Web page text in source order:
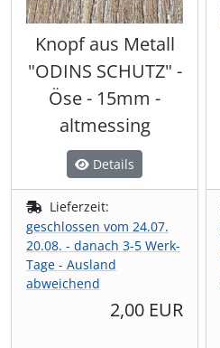
Knopf aus Metall
"ODINS SCHUTZ" -
Öse - 15mm -
altmessing
Details
Lieferzeit:
geschlossen vom 24.07.
20.08. - danach 3-5 Werk-
Tage - Ausland
abweichend
2,00 EUR